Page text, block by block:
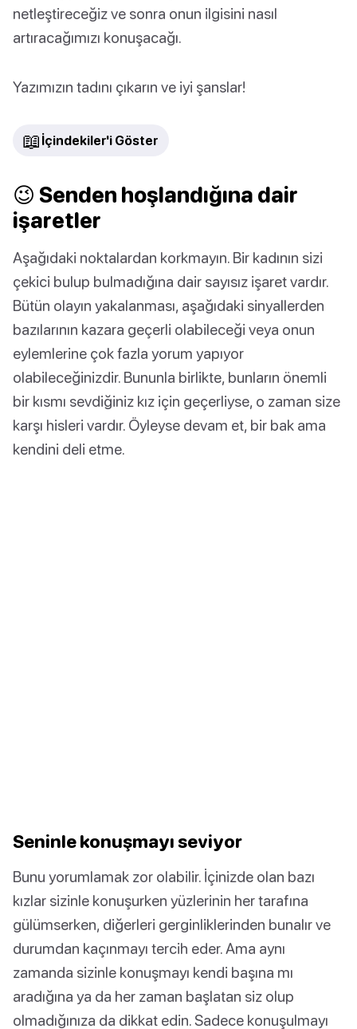
netleştireceğiz ve sonra onun ilgisini nasıl
artıracağımızı konuşacağı.
Yazımızın tadını çıkarın ve iyi şanslar!
📖 İçindekiler'i Göster
😉 Senden hoşlandığına dair
işaretler
Aşağıdaki noktalardan korkmayın. Bir kadının sizi
çekici bulup bulmadığına dair sayısız işaret vardır.
Bütün olayın yakalanması, aşağıdaki sinyallerden
bazılarının kazara geçerli olabileceği veya onun
eylemlerine çok fazla yorum yapıyor
olabileceğinizdir. Bununla birlikte, bunların önemli
bir kısmı sevdiğiniz kız için geçerliyse, o zaman size
karşı hisleri vardır. Öyleyse devam et, bir bak ama
kendini deli etme.
Seninle konuşmayı seviyor
Bunu yorumlamak zor olabilir. İçinizde olan bazı
kızlar sizinle konuşurken yüzlerinin her tarafına
gülümserken, diğerleri gerginliklerinden bunalır ve
durumdan kaçınmayı tercih eder. Ama aynı
zamanda sizinle konuşmayı kendi başına mı
aradığına ya da her zaman başlatan siz olup
olmadığınıza da dikkat edin. Sadece konuşulmayı